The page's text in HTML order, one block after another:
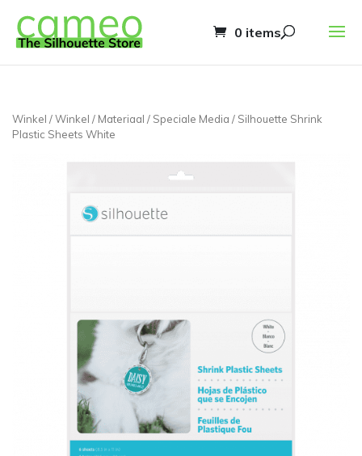
0 items
Winkel /Winkel / Materiaal / Speciale Media / Silhouette Shrink
Plastic Sheets White